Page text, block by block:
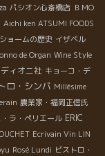
パシオン心斎橋店 ＢＭО
Aichi ken ATSUMI FOODS
ョームの歴史 イザベル
de Organ Wine Style
ディオニ社 キョーコ・デ
ロ・シンバ Millésime
農業家・福岡正信氏
ラ・ペリエール ERIC
Ecrivain Vin LIN
Rosé Lundi ビストロ・